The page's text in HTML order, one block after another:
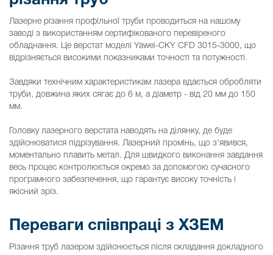
Лазерне різання профільної труби проводиться на нашому
заводі з використанням сертифікованого перевіреного
обладнання. Це верстат моделі Yawei-CKY CFD 3015-3000, що
відрізняється високими показниками точності та потужності.
Завдяки технічним характеристикам лазера вдається обробляти
труби, довжина яких сягає до 6 м, а діаметр - від 20 мм до 150
мм.
Головку лазерного верстата наводять на ділянку, де буде
здійснюватися підрізування. Лазерний промінь, що з'явився,
моментально плавить метал. Для швидкого виконання завдання
весь процес контролюється окремо за допомогою сучасного
програмного забезпечення, що гарантує високу точність і
якісний зріз.
Переваги співпраці з ХЗЕМ
Різання труб лазером здійснюється після складання докладного